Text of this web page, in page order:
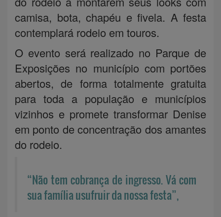
camisa, bota, chapéu e fivela. A festa
contemplará rodeio em touros.
O evento será realizado no Parque de
Exposições no município com portões
abertos, de forma totalmente gratuita
para toda a população e municípios
vizinhos e promete transformar Denise
em ponto de concentração dos amantes
do rodeio.
“Não tem cobrança de ingresso. Vá com
sua família usufruir da nossa festa”,